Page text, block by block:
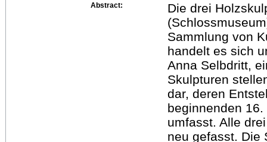
Abstract:
Die drei
Sammlung von
handelt es sich
Anna Selbdritt,
Skulpturen
dar, deren
beginnenden
umfasst. Alle
neu gefasst. Die